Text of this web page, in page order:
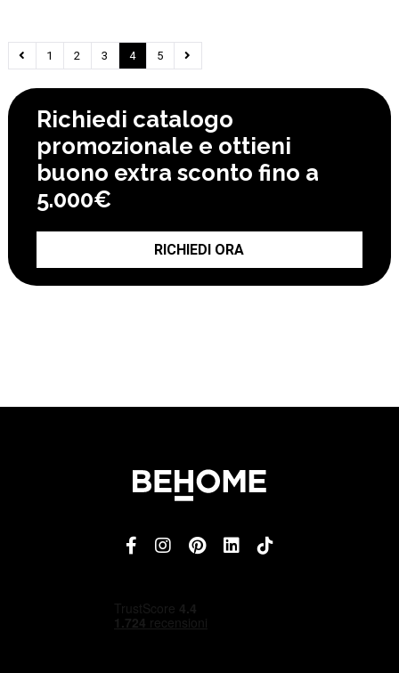
1 2 3 4 5
Richiedi catalogo
promozionale e ottieni
buono extra sconto fino a
5.000€
RICHIEDI ORA